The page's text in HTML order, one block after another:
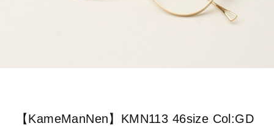
【KameManNen】KMN113 46size Col:GD